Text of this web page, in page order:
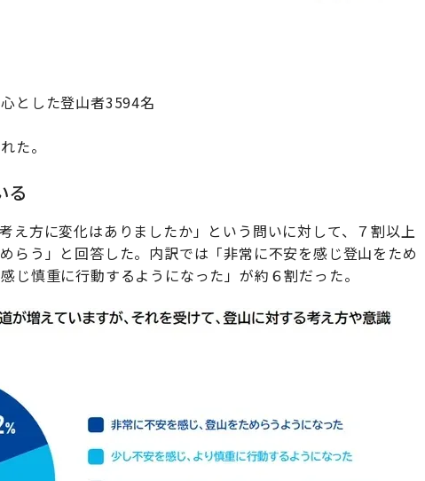
とした登山者3594名
た。
る
え方に変化はありましたか」という問いに対して、７割以上
らう」と回答した。内訳では「非常に不安を感じ登山をため
じ慎重に行動するようになった」が約６割だった。